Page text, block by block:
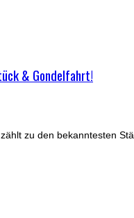
& Gondelfahrt!
zu den bekanntesten